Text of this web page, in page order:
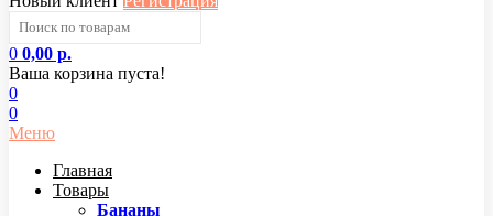
0 0,00 р.
Ваша корзина пуста!
0
0
Меню
Главная
Товары
Бананы